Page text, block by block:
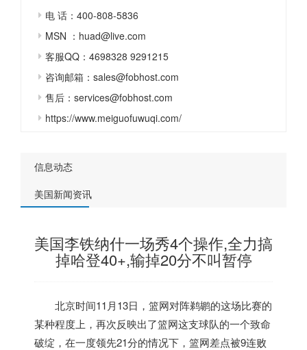
电 话：400-808-5836
MSN ：huad@live.com
客服QQ：4698328 9291215
咨询邮箱：sales@fobhost.com
售后：services@fobhost.com
https://www.meiguofuwuqi.com/
信息动态
美国新闻资讯
美国李铁纳什一场秀4个操作,全力搞
掉哈登40+,输掉20分不叫暂停
北京时间11月13日，篮网对阵鹈鹕的这场比赛的
某种程度上，再次反映出了篮网这支球队的一个致命
破绽，在一度领先21分的情况下，篮网差点被9连败